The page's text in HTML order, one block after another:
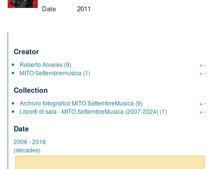
Date
2011
Creator
Roberto Alvares (9) +-
MITO Settembremusica (1) +-
Collection
Archivio fotografico MITO SettembreMusica (9) +-
Libretti di sala - MITO SettembreMusica (2007-2024) (1) +-
Date
2006 -2016
(decades)